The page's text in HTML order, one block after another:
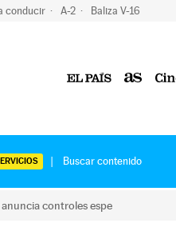
conducir A-2 Baliza V-16
anuncia controles espe